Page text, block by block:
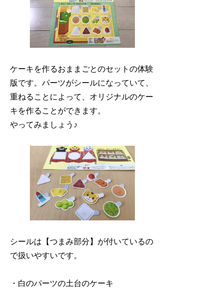
ケーキを作るおままごとのセットの体験
版です。パーツがシールになっていて、
重ねることによって、オリジナルのケー
キを作ることができます。
やってみましょう♪
シールは【つまみ部分】が付いているの
で扱いやすいです。
・白のパーツの土台のケーキ